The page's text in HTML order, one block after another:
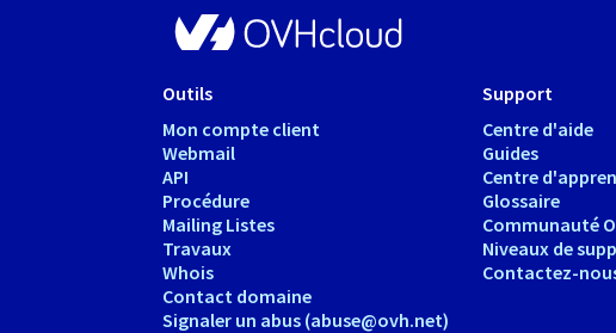
Outils
Mon compte client
Webmail
API
Procédure
Mailing Listes
Travaux
Whois
Contact domaine
Signaler un abus (abuse@ovh.net)
Support
Centre d'aide
Guides
Centre
Glossaire
Communauté
Niveaux de
Contactez-